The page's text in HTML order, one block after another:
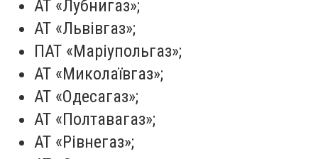
АТ «Лубнигаз»;
АТ «Львівгаз»;
ПАТ «Маріупольгаз»;
АТ «Миколаївгаз»;
АТ «Одесагаз»;
АТ «Полтавагаз»;
АТ «Рівнегаз»;